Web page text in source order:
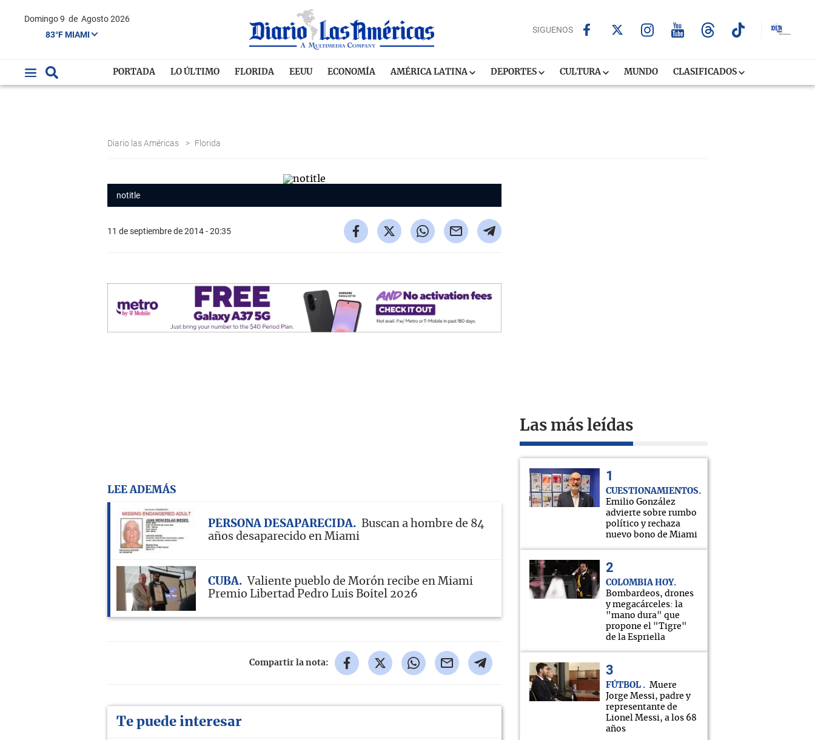
Domingo 9 de Agosto 2026
83°F MIAMI
SIGUENOS
PORTADA LO ÚLTIMO FLORIDA EEUU ECONOMÍA AMÉRICA LATINA DEPORTES CULTURA MUNDO CLASIFICADOS
Diario las Américas > Florida
notitle
11 de septiembre de 2014 - 20:35
LEE ADEMÁS
PERSONA DESAPARECIDA
Buscan a hombre de 84
años desaparecido en Miami
CUBA
Valiente pueblo de Morón recibe en Miami
Premio Libertad Pedro Luis Boitel 2026
Compartir la nota:
Te puede interesar
Las más leídas
CUESTIONAMIENTOS
Emilio González
advierte sobre rumbo
político y rechaza
nuevo bono de Miami
COLOMBIA HOY
Bombardeos, drones
y megacárceles: la
"mano dura" que
propone el "Tigre"
de la Espriella
FÚTBOL
Muere
Jorge Messi, padre y
representante de
Lionel Messi, a los 68
años